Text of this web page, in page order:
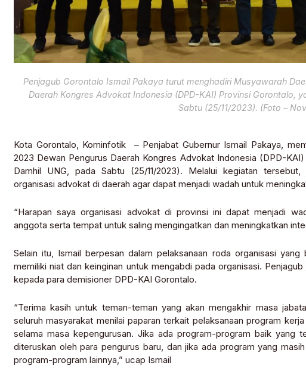
Penjagub Gorontalo Ismail Pakaya turut menghadiri Musyawarah
Daerah Kongres Advokat Indonesia (DPD-KAI) Provinsi Gorontalo,
Sabtu (25/11/2023). (Foto –
Kota Gorontalo, Kominfotik – Penjabat Gubernur Ismail Pakaya,
2023 Dewan Pengurus Daerah Kongres Advokat Indonesia (DPD-
Damhil UNG, pada Sabtu (25/11/2023). Melalui kegiatan
organisasi advokat di daerah agar dapat menjadi wadah untuk
“Harapan saya organisasi advokat di provinsi ini dapat menjadi
anggota serta tempat untuk saling mengingatkan dan meningkatkan
Selain itu, Ismail berpesan dalam pelaksanaan roda organisasi
memiliki niat dan keinginan untuk mengabdi pada organisasi.
kepada para demisioner DPD-KAI Gorontalo.
“Terima kasih untuk teman-teman yang akan mengakhir masa
seluruh masyarakat menilai paparan terkait pelaksanaan program
selama masa kepengurusan. Jika ada program-program baik yang
diteruskan oleh para pengurus baru, dan jika ada program yang
program-program lainnya,” ucap Ismail